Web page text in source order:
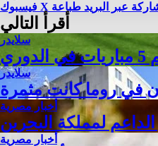
فيسبوك X عبر البريد طباعة
أقرأ التالي
سلايدر
سلايدر
في روما كانت مثمرة
أخبار مصرية
لمملكة البحرين
أخبار مصرية